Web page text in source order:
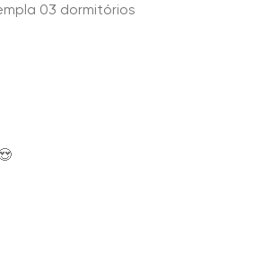
03 dormitórios